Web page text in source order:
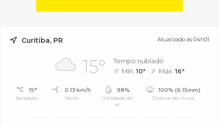
Curitiba, PR Atualizado às 04h01
15°
Tempo nublado
Mín.10° Máx.16°
15°
Sensação
0.13 km/h
Vento
98%
Umidade do
ar
100% (6.15mm)
Chance de chuva